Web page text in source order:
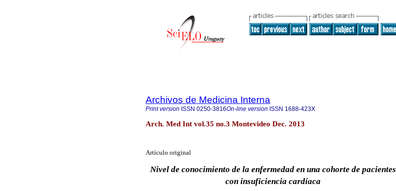
Archivos de Medicina Interna
Print version ISSN 0250-3816On-line version ISSN 1688-423X
Arch. Med Int vol.35 no.3 Montevideo Dec. 2013
Artículo original
Nivel de conocimiento de la enfermedad en una cohorte de pacientes
con insuficiencia cardíaca